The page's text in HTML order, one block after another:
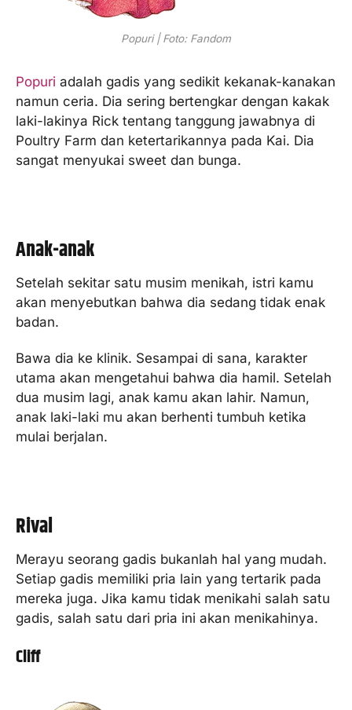
Popuri | Foto: Fandom
Popuri adalah gadis yang sedikit kekanak-kanakan
namun ceria. Dia sering bertengkar dengan kakak
laki-lakinya Rick tentang tanggung jawabnya di
Poultry Farm dan ketertarikannya pada Kai. Dia
sangat menyukai sweet dan bunga.
Anak-anak
Setelah sekitar satu musim menikah, istri kamu
akan menyebutkan bahwa dia sedang tidak enak
badan.
Bawa dia ke klinik. Sesampai di sana, karakter
utama akan mengetahui bahwa dia hamil. Setelah
dua musim lagi, anak kamu akan lahir. Namun,
anak laki-laki mu akan berhenti tumbuh ketika
mulai berjalan.
Rival
Merayu seorang gadis bukanlah hal yang mudah.
Setiap gadis memiliki pria lain yang tertarik pada
mereka juga. Jika kamu tidak menikahi salah satu
gadis, salah satu dari pria ini akan menikahinya.
Cliff